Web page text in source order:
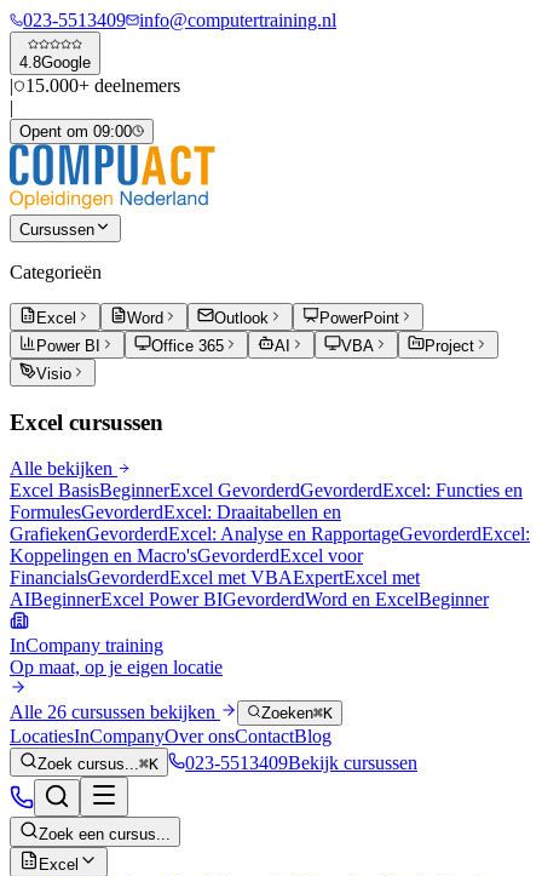
023-5513409 info@computertraining.nl
4.8Google
|
15.000+ deelnemers
|
Opent om 09:00
Cursussen
Categorieën
Excel Word Outlook
PowerPoint
Power BI
Office 365 AI VBA
Project
Visio
Excel cursussen
Alle bekijken
Excel BasisBeginnerExcel GevorderdGevorderdExcel: Functies en
FormulesGevorderdExcel: Draaitabellen en
GrafiekenGevorderdExcel: Analyse en RapportageGevorderdExcel:
Koppelingen en Macro'sGevorderdExcel voor
FinancialsGevorderdExcel met VBAExpertExcel met
AIBeginnerExcel Power BIGevorderdWord en ExcelBeginner
InCompany training
Op maat, op je eigen locatie
Alle 26 cursussen bekijken Zoeken⌘K
LocatiesInCompanyOver onsContactBlog
Zoek cursus...⌘K 023-5513409Bekijk cursussen
Zoek een cursus...
Excel